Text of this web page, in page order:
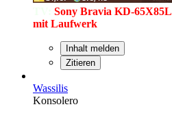
Sony Bravia KD-65X85L
mit Laufwerk
Inhalt melden
Zitieren
Wassilis
Konsolero